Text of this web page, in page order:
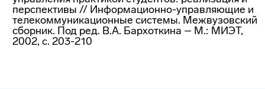
перспективы // Информационно-управляющие и
телекоммуникационные системы. Межвузовский
сборник. Под ред. В.А. Бархоткина – М.: МИЭТ,
2002, с. 203-210